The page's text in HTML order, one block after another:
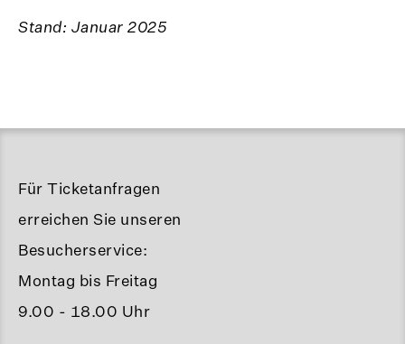
Stand: Januar 2025
Für Ticketanfragen
erreichen Sie unseren
Besucherservice:
Montag bis Freitag
9.00 - 18.00 Uhr